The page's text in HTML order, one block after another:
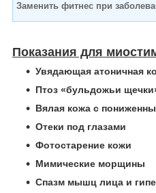
Заменить фитнес при
Показания для
Увядающая атоничная
Птоз «бульдожьи
Вялая кожа с
Отеки под глазами
Фотостарение кожи
Мимические морщины
Спазм мышц лица и